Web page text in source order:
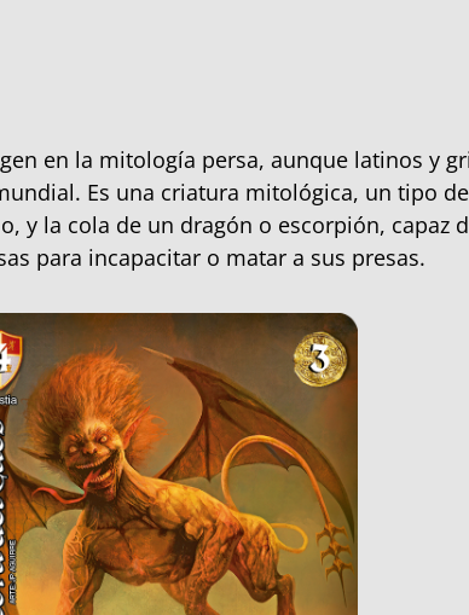
en la mitología persa, aunque latinos y
Es una criatura mitológica, un tipo
y la cola de un dragón o escorpión,​ capaz
para incapacitar o matar a sus presas.